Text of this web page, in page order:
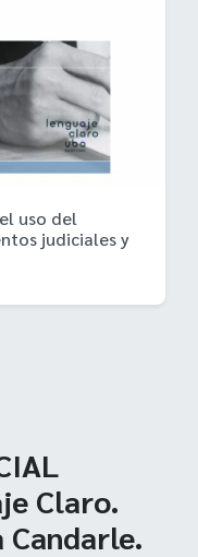
uso del
judiciales y
Claro.